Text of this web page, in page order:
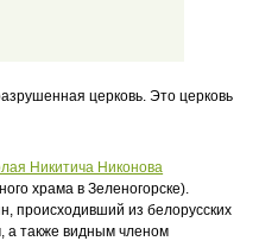
церковь. Это церковь
Никитича Никонова
храма в Зеленогорске).
происходивший из белорусских
а также видным членом